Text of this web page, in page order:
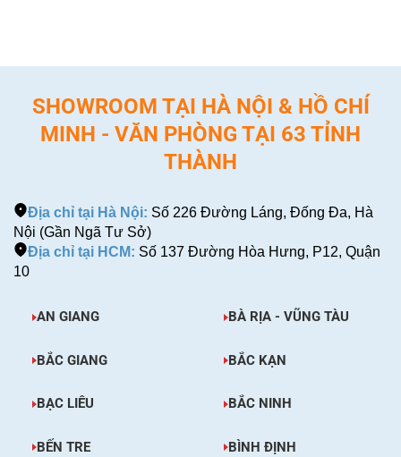
SHOWROOM TẠI HÀ NỘI & HỒ CHÍ
MINH - VĂN PHÒNG TẠI 63 TỈNH
THÀNH
Địa chỉ tại Hà Nội: Số 226 Đường Láng, Đống Đa, Hà
Nội (Gần Ngã Tư Sở)
Địa chỉ tại HCM: Số 137 Đường Hòa Hưng, P12, Quận
10
AN GIANG BÀ RỊA - VŨNG TÀU
BẮC GIANG BẮC KẠN
BẠC LIÊU BẮC NINH
BẾN TRE BÌNH ĐỊNH